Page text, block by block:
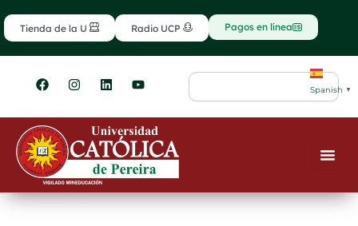
al
contenido
Tienda de la U Radio UCP Pagos en línea
F
a
e
b
o
o
k
I
n
t
g
r
m
L
i
k
e
d
i
n
Y
o
t
u
b
e
Search
Spanish ▼